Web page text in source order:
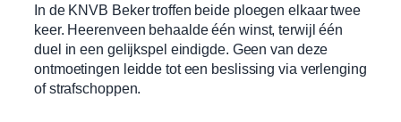
In de KNVB Beker troffen beide ploegen elkaar twee
keer. Heerenveen behaalde één winst, terwijl één
duel in een gelijkspel eindigde. Geen van deze
ontmoetingen leidde tot een beslissing via verlenging
of strafschoppen.